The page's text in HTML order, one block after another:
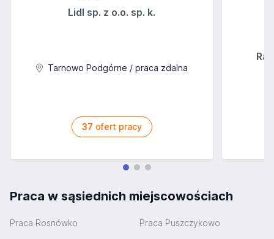
Lidl sp. z o.o. sp. k.
Tarnowo Podgórne / praca zdalna
37 ofert pracy
Praca w sąsiednich miejscowościach
Praca Rosnówko Praca Puszczykowo